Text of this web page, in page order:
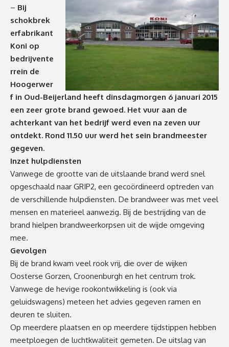
– Bij
schokbrek
erfabrikant
Koni op
bedrijvente
rrein de
Hoogerwer
f in Oud-Beijerland heeft dinsdagmorgen 6 januari 2015
een zeer grote brand gewoed. Het vuur aan de
achterkant van het bedrijf werd even na zeven uur
ontdekt. Rond 11.50 uur werd het sein brandmeester
gegeven.
Inzet hulpdiensten
Vanwege de grootte van de uitslaande brand werd snel
opgeschaald naar GRIP2, een gecoördineerd optreden van
de verschillende hulpdiensten. De brandweer was met veel
mensen en materieel aanwezig. Bij de bestrijding van de
brand hielpen brandweerkorpsen uit de wijde omgeving
mee.
Gevolgen
Bij de brand kwam veel rook vrij, die over de wijken
Oosterse Gorzen, Croonenburgh en het centrum trok.
Vanwege de hevige rookontwikkeling is (ook via
geluidswagens) meteen het advies gegeven ramen en
deuren te sluiten.
Op meerdere plaatsen en op meerdere tijdstippen hebben
meetploegen de luchtkwaliteit gemeten. De uitslag van